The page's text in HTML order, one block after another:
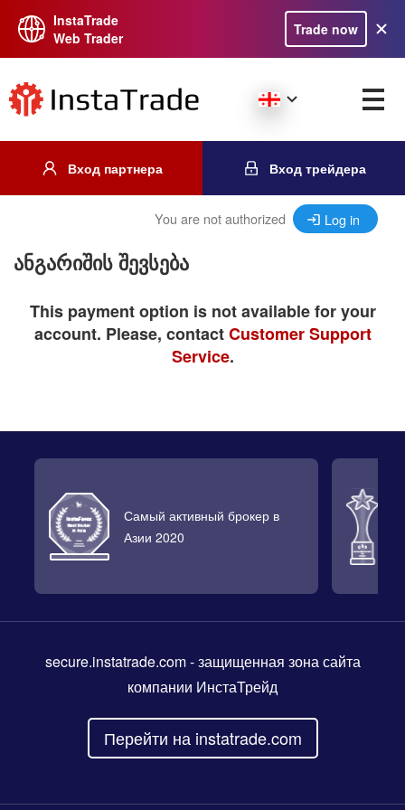
InstaTrade
Web Trader
Trade now
Вход партнера Вход трейдера
You are not authorized Log in
ანგარიშის შევსება
This payment option is not available for your
account. Please, contactCustomer Support
Service.
Самый активный брокер в
Азии 2020
secure.instatrade.com- защищенная зона сайта
компании ИнстаТрейд
Перейти на instatrade.com